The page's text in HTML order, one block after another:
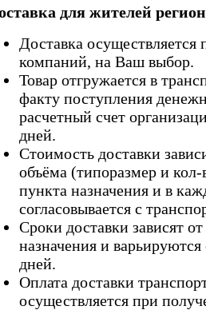
для жителей
Доставка
компаний, на Ваш выбор.
Товар отгружается в
факту поступления
расчетный счет
дней.
Стоимость доставки
объёма (типоразмер и кол-
пункта назначения и в
согласовывается с
Сроки доставки зависят
назначения и
дней.
Оплата доставки
осуществляется при